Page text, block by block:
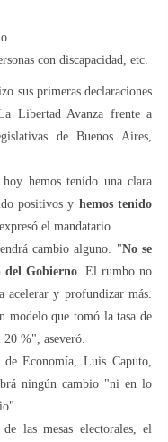
con discapacidad, etc.
sus primeras declaraciones
Libertad Avanza frente a
de Buenos Aires,
hemos tenido una clara
positivos y hemos tenido
el mandatario.
cambio alguno. "No se
Gobierno . El rumbo no
y profundizar más.
modelo que tomó la tasa de
%", aseveró.
Economía, Luis Caputo,
ningún cambio "ni en lo
las mesas electorales, el